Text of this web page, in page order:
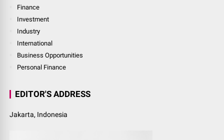
Finance
Investment
Industry
International
Business Opportunities
Personal Finance
EDITOR'S ADDRESS
Jakarta, Indonesia